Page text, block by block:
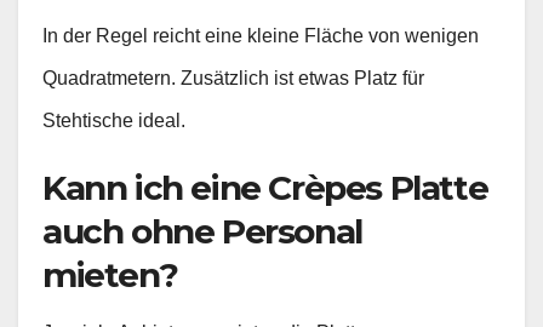
In der Regel reicht eine kleine Fläche von wenigen
Quadratmetern. Zusätzlich ist etwas Platz für
Stehtische ideal.
Kann ich eine Crèpes Platte
auch ohne Personal
mieten?